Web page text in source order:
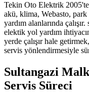
Tekin Oto Elektrik
akü, klima, Webasto,
yardım alanlarında
elektik yol yardım
yerde çalışır hale
servis yönlendirmesiyle
Sultangazi
Servis Süreci